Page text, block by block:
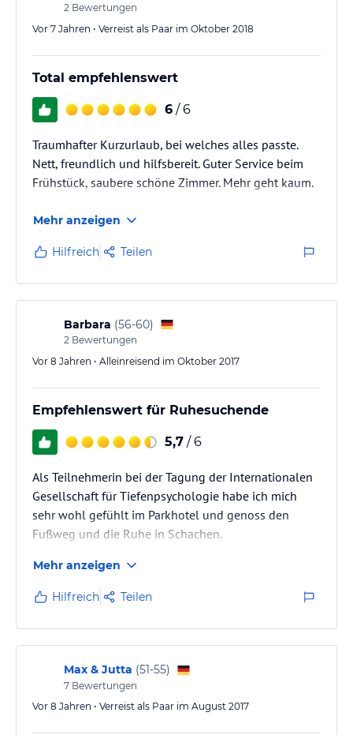
2 Bewertungen
Vor 7 Jahren • Verreist als Paar im Oktober 2018
Total empfehlenswert
6 / 6
Traumhafter Kurzurlaub, bei welches alles passte.
Nett, freundlich und hilfsbereit. Guter Service beim
Frühstück, saubere schöne Zimmer. Mehr geht kaum.
Mehr anzeigen
Hilfreich Teilen
Barbara (56-60)
2 Bewertungen
Vor 8 Jahren • Alleinreisend im Oktober 2017
Empfehlenswert für Ruhesuchende
5,7 / 6
Als Teilnehmerin bei der Tagung der Internationalen
Gesellschaft für Tiefenpsychologie habe ich mich
sehr wohl gefühlt im Parkhotel und genoss den
Fußweg und die Ruhe in Schachen.
Mehr anzeigen
Hilfreich Teilen
Max & Jutta (51-55)
7 Bewertungen
Vor 8 Jahren • Verreist als Paar im August 2017